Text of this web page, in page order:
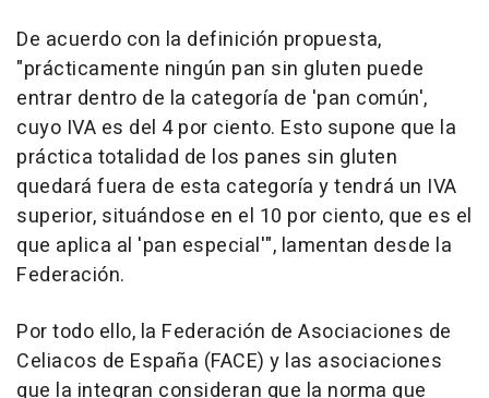
De acuerdo con la definición propuesta,
"prácticamente ningún pan sin gluten puede
entrar dentro de la categoría de 'pan común',
cuyo IVA es del 4 por ciento. Esto supone que la
práctica totalidad de los panes sin gluten
quedará fuera de esta categoría y tendrá un IVA
superior, situándose en el 10 por ciento, que es el
que aplica al 'pan especial'", lamentan desde la
Federación.
Por todo ello, la Federación de Asociaciones de
Celiacos de España (FACE) y las asociaciones
que la integran consideran que la norma que